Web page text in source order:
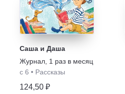
Саша и Даша
Журнал 1 раз в месяц
с 6 • Рассказы
124,50 ₽